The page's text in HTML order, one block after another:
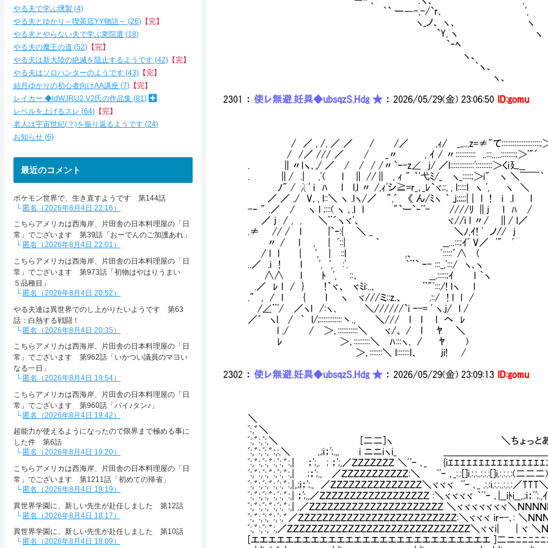
｀` ー―-,-/`r､ ',
ヽ_ノ、 ヽ、 ヽ
`Y, ヽ ヽ
`‐ﾍ
ヽ、
｀ヽ、
ヽ、
2301 ： 使レ無避.妊具◆ubsqzS.Hdg ★： 2026/05/29(金) 23:06:50 ID:gomu
/ ／ , /, ／ ／ / /／ ,ｨ/ _,,...z=≠"て:::::::::::::::::::::;
/ /／ /// ／ / _〃 , ｲ / 〃::::::::::: ..:::.....::::::::;＞'"´
. ∥〃lヽ､,/ ／ / / / /〃`ｰ-z∠ j/ ／l:::::::::::::':::::::::＞くi廴__
. ∥/ .| ,ﾞ( l ∥ //∥ , ｨ " ｀'弋ﾐ/_ ヽ_:::::;＞i" ヽ ＼￣￣｀
ﾉ" / λ' i ﾊ l l,l 〃 /,ｨ'シ≧=r_､_ﾚ`ヾ;:, , l:::::l ヽ ', ヽ ＼
／ ／ ./ V, , l::＼ ヽ .lヽ/／ ",´ 《 ん/ﾐヽ ｀ ,j;;;;;| | l ! i .l l
-‐ " .／ / ヽ l ;:::( ヽ ､.l l "`ー`‐ﾞ'- ////ﾘ ∥j l ﾊ /
／ j / , , ＼¨´ヽヾ'、 ヾ//i l 〃/ ∥/ l／
.≠ // / l |`ｰ:{ ＼ _ ＼ﾉ,ｲ! ' ノ// j
〃 / l , | ﾞ::| ｀ __...:::;ｲﾞ V／ '" '
/ l l | ', | ::l ,、 ﾞ:::::´∧ (
..／ .i ! l ', ', :'. ｀¨` ｰ- :::_,':::/ ヽ､ヽ
∧∧ l ﾄ ', ::､ __.:::::;ｲ l ｀ヽ
.／ ﾚ l / } !｀ヾ、 ヾﾐi:..､ ¨"ﾞ:::/! lヽ l
." , / l { l ヽ ヾ///ミ::z.、 .::/ ! l l /
/∠¨'/ ／ヽl /:ヽ､ ＼//////`i ｰ-= ' ヽ.j/ l /
／´ ヽl / ｀ l/;::::::::::::丶., ＼/// l l l ヘ ﾚ
l ./ / ＞､:::::::::::＼ ヾ/、 / l ﾔ ＼
ﾚ ＞､:::::::::＼ ﾊ:::ヽ, / ﾔ )
＞､:::::::＼ l:::::::l、 ji! /
2302 ： 使レ無避.妊具◆ubsqzS.Hdg ★： 2026/05/29(金) 23:09:13 ID:gomu
＼
ﾞ:,゛＼
ﾞ:,゛:,ﾞ:,＼ [二二]ヽ ＼ちょっとあん
ﾞ:,゛:,ﾞ:,゛:,:.＼ ,.;i；';.,, i ニニiヽi_
ﾞ:,゛:,ﾞ:,゛:,ﾞ:,゛:,| ；';,. ; ；';,／ＺＺＺＺＺＺＺ ＼ﾞ'ｰ ､_ {iｴｴｴｴｴｴｴｴｴｴｴｴｴｴｴ
ﾞ:,゛:,ﾞ:,゛:,ﾞ:,゛:,| ;；';., ／ＺＺＺＺＺＺＺＺＺＺＺ:＼ ﾞ'ｰ ､_:.:[]i.:.:..:.:.:[]i.:.:.:.:(二二
ﾞ:,゛:,ﾞ:,゛:,ﾞ:,゛:,|,.;i；';., ／ＺＺＺＺＺＺＺＺＺＺＺＺＺＺＺ＼ヾヾヾ ﾞ'ｰ ､_ .:.:i.:.:..:.:.:／TTT
ﾞ:,゛:,ﾞ:,゛:,ﾞ:,゛:,| ；';.,／ＺＺＺＺＺＺＺＺＺＺＺＺＺＺＺＺＺＺ :＼ヾヾヾヾ ｀ﾞ'ｰ ､|__iﾄi__,.;i
ﾞ:,゛:,ﾞ:,゛:,ﾞ:,゛:,| .／ＺＺＺＺＺＺＺＺＺＺＺＺＺＺＺＺＺＺＺＺＺＺ ＼ヾヾヾヾヾヾヾ＼ＮＮ
ﾞ:,゛:,ﾞ:,゛:,ﾞ:,゛／ＺＺＺＺＺＺＺＺＺＺＺＺＺＺＺＺＺＺＺＺＺＺＺＺＺＺ:＼ヾヾヾ irｰ-､: ＼Ｎ
ﾞ:,゛:,ﾞ:,゛:,／ＺＺＺＺＺＺＺＺＺＺＺＺＺＺＺＺＺＺＺＺＺＺＺＺＺＺＺＺＺＺ＼ヾヾi| |
[エエエエエエエエエエエエエエエエエエエエエエエエエエエエ ]二ニﾆ
やる夫で学ぶ燻製 4
やる夫とゆかり～喫茶店YY物語～
26 【完】
やる夫とやらない夫で学ぶ衆院選 18
やる夫の魔王の道 52 【完】
やる夫は新大陸の絶滅を阻止するようです 42 【完】
やる夫はソロハンターのようです 43 【完】
結月ゆかりの初心者向けAA講座 7 【完】
レイカー ◆ldWJRU2.V2氏の作品集 81
レベルを上げるスレ 64 【完】
老人は宇宙世紀(？)を振り返るようです 24
お知らせ 6
最近のコメント
ポケモン世界で、生き直すようです 第144話
匿名（2026年8月4日 22:16）
こちらアメリカは西海岸、片田舎の日本料理屋の「日
常」でございます 第39話「おーでんのご加護あれ」
匿名（2026年8月4日 22:01）
こちらアメリカは西海岸、片田舎の日本料理屋の「日
常」でございます 第973話「初物はやはりうまい
５品種目」
匿名（2026年8月4日 20:52）
やる夫達は異世界でのし上がりたいようです 第63
話：白熱する戦闘！
匿名（2026年8月4日 20:35）
こちらアメリカは西海岸、片田舎の日本料理屋の「日
常」でございます 第962話「いかつい議員のマヨい
なる一日」
匿名（2026年8月4日 19:54）
こちらアメリカは西海岸、片田舎の日本料理屋の「日
常」でございます 第960話「パイ♪タン♪」
匿名（2026年8月4日 19:42）
超能力が使えるようになったので限界まで極める事に
した件 第6話
匿名（2026年8月4日 19:20）
こちらアメリカは西海岸、片田舎の日本料理屋の「日
常」でございます 第1211話「初めての帰省」
匿名（2026年8月4日 19:19）
異世界学園に、新しい先生が赴任しました 第12話
匿名（2026年8月4日 18:17）
異世界学園に、新しい先生が赴任しました 第10話
匿名（2026年8月4日 18:09）